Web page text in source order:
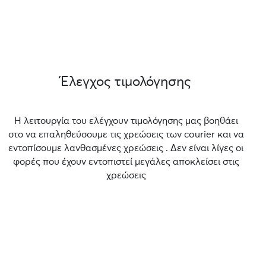
Έλεγχος τιμολόγησης
Η λειτουργία του ελέγχουν τιμολόγησης μας βοηθάει
στο να επαληθεύσουμε τις χρεώσεις των courier και να
εντοπίσουμε λανθασμένες χρεώσεις . Δεν είναι λίγες οι
φορές που έχουν εντοπιστεί μεγάλες αποκλείσει στις
χρεώσεις